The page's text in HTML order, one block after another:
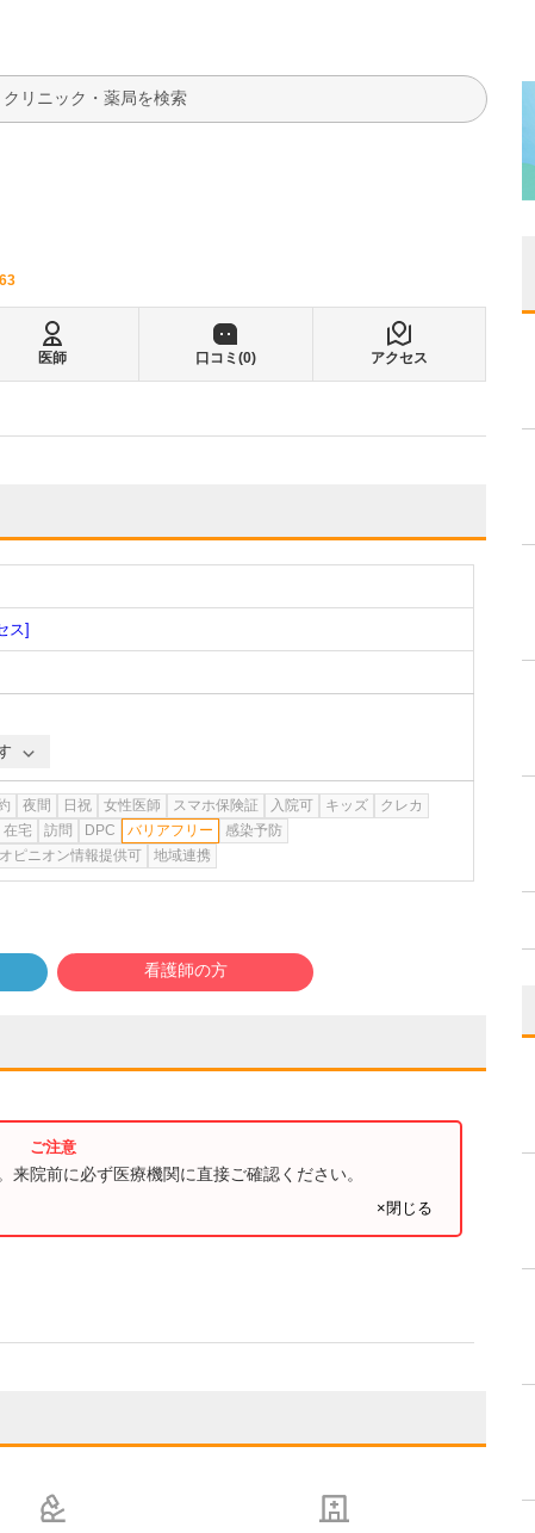
検索
医師 口コミ(0) アクセス
ス]
夜間 日祝 女性医師 スマホ保険証 入院可 キッズ
クレカ
在宅 訪問 DPC バリアフリー
感染予防
ピニオン情報提供可 地域連携
看護師の方
院前に必ず医療機関に直接ご確認ください。
×閉じる